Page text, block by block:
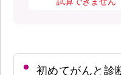
初めてがんと診